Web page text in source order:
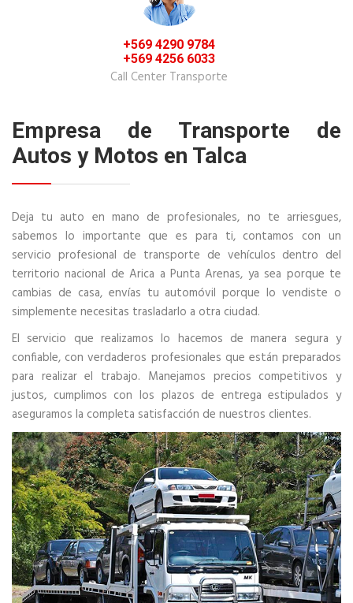
+569 4290 9784
+569 4256 6033
Call Center Transporte
Empresa de Transporte de
Autos y Motos en Talca
Deja tu auto en mano de profesionales, no te arriesgues,
sabemos lo importante que es para ti, contamos con un
servicio profesional de transporte de vehículos dentro del
territorio nacional de Arica a Punta Arenas, ya sea porque te
cambias de casa, envías tu automóvil porque lo vendiste o
simplemente necesitas trasladarlo a otra ciudad.
El servicio que realizamos lo hacemos de manera segura y
confiable, con verdaderos profesionales que están preparados
para realizar el trabajo. Manejamos precios competitivos y
justos, cumplimos con los plazos de entrega estipulados y
aseguramos la completa satisfacción de nuestros clientes.